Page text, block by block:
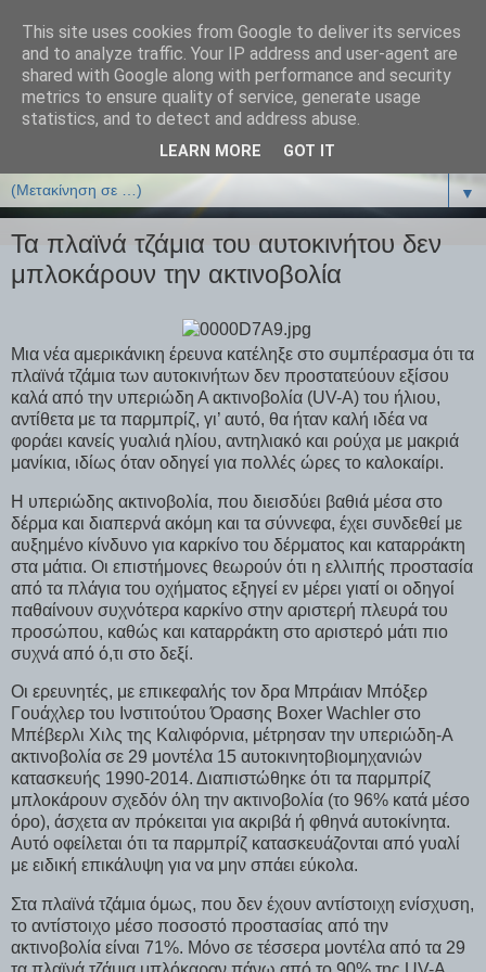
ΒΙΟΛΟΓΙΑonline.gr
Online Μαθήματα Βιολογίας
▼
Τα πλαϊνά τζάμια του αυτοκινήτου δεν
μπλοκάρουν την ακτινοβολία
Μια νέα αμερικάνικη έρευνα κατέληξε στο συμπέρασμα ότι τα
πλαϊνά τζάμια των αυτοκινήτων δεν προστατεύουν εξίσου
καλά από την υπεριώδη Α ακτινοβολία (UV-A) του ήλιου,
αντίθετα με τα παρμπρίζ, γι’ αυτό, θα ήταν καλή ιδέα να
φοράει κανείς γυαλιά ηλίου, αντηλιακό και ρούχα με μακριά
μανίκια, ιδίως όταν οδηγεί για πολλές ώρες το καλοκαίρι.
Η υπεριώδης ακτινοβολία, που διεισδύει βαθιά μέσα στο
δέρμα και διαπερνά ακόμη και τα σύννεφα, έχει συνδεθεί με
αυξημένο κίνδυνο για καρκίνο του δέρματος και καταρράκτη
στα μάτια. Οι επιστήμονες θεωρούν ότι η ελλιπής προστασία
από τα πλάγια του οχήματος εξηγεί εν μέρει γιατί οι οδηγοί
παθαίνουν συχνότερα καρκίνο στην αριστερή πλευρά του
προσώπου, καθώς και καταρράκτη στο αριστερό μάτι πιο
συχνά από ό,τι στο δεξί.
Οι ερευνητές, με επικεφαλής τον δρα Μπράιαν Μπόξερ
Γουάχλερ του Ινστιτούτου Όρασης Boxer Wachler στο
Μπέβερλι Χιλς της Καλιφόρνια, μέτρησαν την υπεριώδη-Α
ακτινοβολία σε 29 μοντέλα 15 αυτοκινητοβιομηχανιών
κατασκευής 1990-2014. Διαπιστώθηκε ότι τα παρμπρίζ
μπλοκάρουν σχεδόν όλη την ακτινοβολία (το 96% κατά μέσο
όρο), άσχετα αν πρόκειται για ακριβά ή φθηνά αυτοκίνητα.
Αυτό οφείλεται ότι τα παρμπρίζ κατασκευάζονται από γυαλί
με ειδική επικάλυψη για να μην σπάει εύκολα.
Στα πλαϊνά τζάμια όμως, που δεν έχουν αντίστοιχη ενίσχυση,
το αντίστοιχο μέσο ποσοστό προστασίας από την
ακτινοβολία είναι 71%. Μόνο σε τέσσερα μοντέλα από τα 29
This site uses cookies from Google to deliver its services
and to analyze traffic. Your IP address and user-agent are
shared with Google along with performance and security
metrics to ensure quality of service, generate usage
statistics, and to detect and address abuse.
LEARN MORE GOT IT